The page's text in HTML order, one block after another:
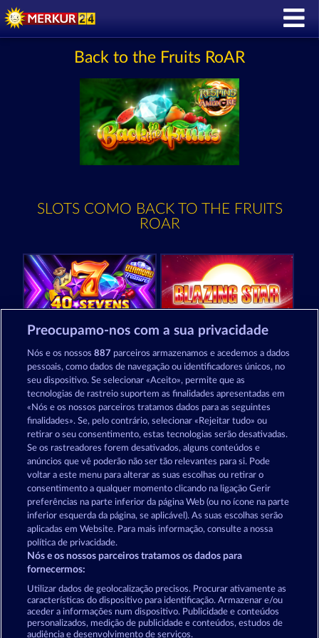
Back to the Fruits RoAR
SLOTS COMO BACK TO THE FRUITS
ROAR
40 Sevens Diamond Treasures
5 Ember Wilds Fruits & Wilds 2
Termos e Condições
Declaração de Privacidade Marca
Empresa Perguntas frequentes Facebook
Enviar pedido de rescisão
Preocupamo-nos com a sua privacidade
Nós e os nossos887 parceiros armazenamos e acedemos a dados
pessoais, como dados de navegação ou identificadores únicos, no
seu dispositivo. Se selecionar «Aceito», permite que as
tecnologias de rastreio suportem as finalidades apresentadas em
«Nós e os nossos parceiros tratamos dados para as seguintes
finalidades». Se, pelo contrário, selecionar «Rejeitar tudo» ou
retirar o seu consentimento, estas tecnologias serão desativadas.
Se os rastreadores forem desativados, alguns conteúdos e
anúncios que vê poderão não ser tão relevantes para si. Pode
voltar a este menu para alterar as suas escolhas ou retirar o
consentimento a qualquer momento clicando na ligação Gerir
preferências na parte inferior da página Web (ou no ícone na parte
inferior esquerda da página, se aplicável). As suas escolhas serão
aplicadas em Website. Para mais informação, consulte a nossa
política de privacidade.
Nós e os nossos parceiros tratamos os dados para
fornecermos:
Utilizar dados de geolocalização precisos. Procurar ativamente as
características do dispositivo para identificação. Armazenar e/ou
aceder a informações num dispositivo. Publicidade e conteúdos
personalizados, medição de publicidade e conteúdos, estudos de
audiência e desenvolvimento de serviços.